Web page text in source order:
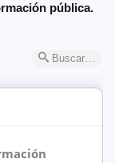
pública.
Buscar…